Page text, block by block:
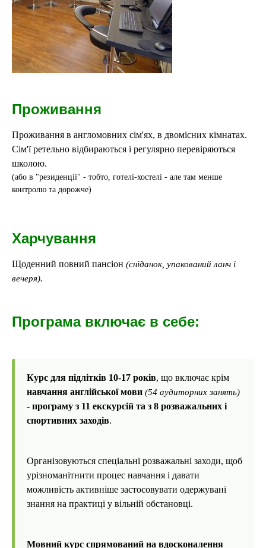
Проживання
Проживання в англомовних сім'ях, в двомісних кімнатах.
Сім'ї ретельно відбираються і регулярно перевіряються
школою.
(або в "резиденції" - тобто, готелі-хостелі - але там менше
контролю та дорожче)
Харчування
Щоденний повний пансіон (сніданок, упакований ланч і
вечеря).
Програма включає в себе:
Курс для підлітків 10-17 років, що включає крім
навчання англійської мови (54 аудиторних занять)
- програму з 11 екскурсій та з 8 розважальних і
спортивних заходів.
Організовуються спеціальні розважальні заходи, щоб
урізноманітнити процес навчання і давати
можливість активніше застосовувати одержувані
знання на практиці у вільній обстановці.
Мовний курс спрямований на вдосконалення